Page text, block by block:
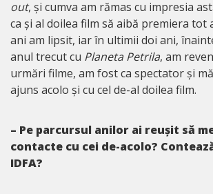
out, și cumva am rămas cu impresia
ca și al doilea film să aibă premiera tot
ani am lipsit, iar în ultimii doi ani,
anul trecut cu Planeta Petrila, am
urmări filme, am fost ca spectator și
ajuns acolo și cu cel de-al doilea film.
– Pe parcursul anilor ai reușit să
contacte cu cei de-acolo?
IDFA?